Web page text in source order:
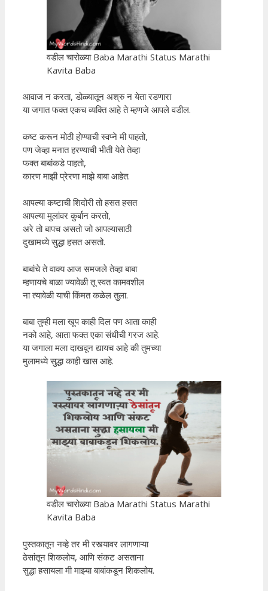
वडील चारोळ्या Baba Marathi Status Marathi
Kavita Baba
आवाज न करता, डोळ्यातून अश्रु न येता रडणारा
या जगात फक्त एकच व्यक्ति आहे ते म्हणजे आपले वडील.
कष्ट करून मोठी होण्याची स्वप्ने मी पाहतो,
पण जेव्हा मनात हरण्याची भीती येते तेव्हा
फक्त बाबांकडे पाहतो,
कारण माझी प्रेरणा माझे बाबा आहेत.
आपल्या कष्टाची शिदोरी तो हसत हसत
आपल्या मुलांवर कुर्बान करतो,
अरे तो बापच असतो जो आपल्यासाठी
दुखामध्ये सुद्धा हसत असतो.
बाबांचे ते वाक्य आज समजले तेव्हा बाबा
म्हणायचे बाळा ज्यावेळी तू स्वत कामवशील
ना त्यावेळी याची किंमत कळेल तुला.
बाबा तुम्ही मला खूप काही दिल पण आता काही
नको आहे, आता फक्त एका संधीची गरज आहे.
या जगाला मला दाखवून द्यायच आहे की तुमच्या
मुलामध्ये सुद्धा काही खास आहे.
वडील चारोळ्या Baba Marathi Status Marathi
Kavita Baba
पुस्तकातून नव्हे तर मी रस्त्यावर लागणाऱ्या
ठेसांतून शिकलोय, आणि संकट असताना
सुद्धा हसायला मी माझ्या बाबांकडून शिकलोय.